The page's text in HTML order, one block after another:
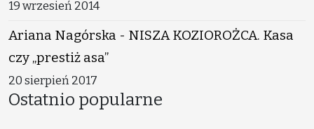
19 wrzesień 2014
Ariana Nagórska - NISZA KOZIOROŻCA. Kasa
czy „prestiż asa”
20 sierpień 2017
Ostatnio popularne